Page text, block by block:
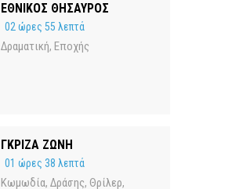
ΕΘΝΙΚΟΣ ΘΗΣΑΥΡΟΣ
02 ώρες 55 λεπτά
Δραματική, Εποχής
ΓΚΡΙΖΑ ΖΩΝΗ
01 ώρες 38 λεπτά
Κωμωδία, Δράσης, Θρίλερ,